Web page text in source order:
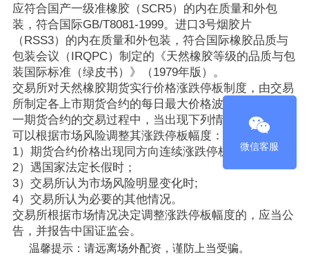
应符合国产一级准橡胶（SCR5）的内在质量和外包
装，符合国际GB/T8081-1999。进口3号烟胶片
（RSS3）的内在质量和外包装，符合国际橡胶品质与
包装会议（IRQPC）制定的《天然橡胶等级的品质与包
装国际标准（绿皮书）》（1979年版）。
交易所对天然橡胶期货实行价格涨跌停板制度，由交易
所制定各上市期货合约的每日最大价格波动幅度。在某
一期货合约的交易过程中，当出现下列情况时，交易所
可以根据市场风险调整其涨跌停板幅度：
1）期货合约价格出现同方向连续涨跌停板时；
2）遇国家法定长假时；
3）交易所认为市场风险明显变化时;
4）交易所认为必要的其他情况。
交易所根据市场情况决定调整涨跌停板幅度的，应当公
告，并报告中国证监会。
温馨提示：请远离场外配资，谨防上当受骗。
微信客服